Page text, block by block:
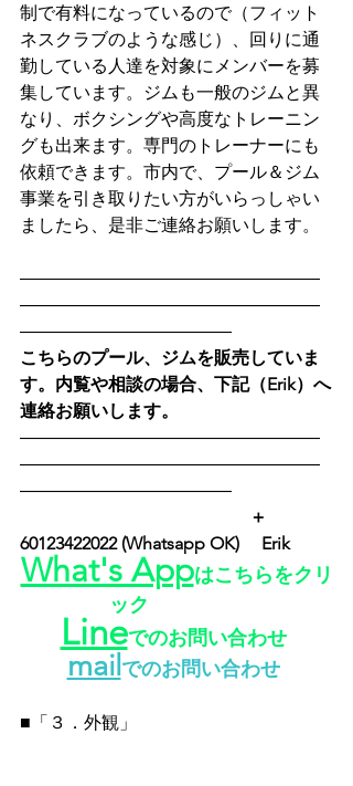
制で有料になっているので（フィット
ネスクラブのような感じ）、回りに通
勤している人達を対象にメンバーを募
集しています。ジムも一般のジムと異
なり、ボクシングや高度なトレーニン
グも出来ます。専門のトレーナーにも
依頼できます。市内で、プール＆ジム
事業を引き取りたい方がいらっしゃい
ましたら、是非ご連絡お願いします。
―――――――――――――――――
―――――――――――――――――
――――――――――――
こちらのプール、ジムを販売していま
す。内覧や相談の場合、下記（Erik）へ
連絡お願いします。
―――――――――――――――――
―――――――――――――――――
――――――――――――
＋
60123422022 (Whatsapp OK) 　Erik
What's Appはこちらをクリ
ック
Lineでのお問い合わせ
mail でのお問い合わせ
■「３．外観」